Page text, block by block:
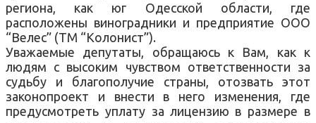
региона, как юг Одесской области, где
расположены виноградники и предприятие ООО
“Велес” (ТМ “Колонист”).
Уважаемые депутаты, обращаюсь к Вам, как к
людям с высоким чувством ответственности за
судьбу и благополучие страны, отозвать этот
законопроект и внести в него изменения, где
предусмотреть уплату за лицензию в размере в